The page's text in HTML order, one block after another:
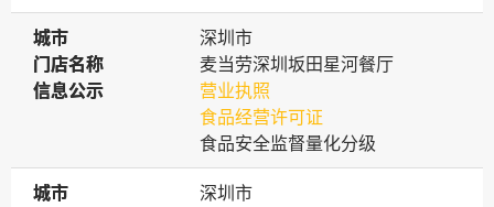
城市
城市
深圳市
门店名称
门店名称
麦当劳深圳坂田星河餐厅
信息公示
信息公示
营业执照
食品经营许可证
食品安全监督量化分级
城市
城市
深圳市